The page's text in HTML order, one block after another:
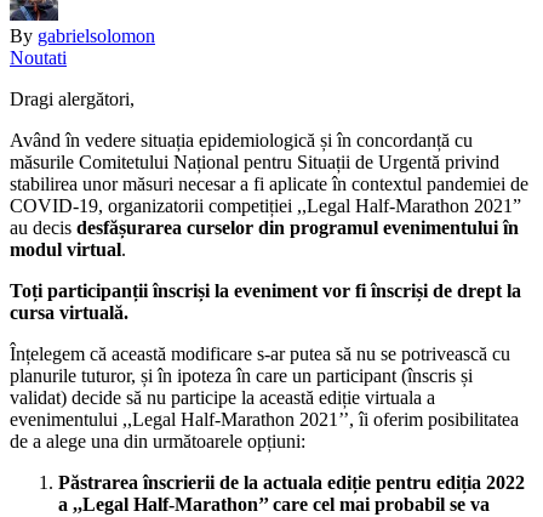
By gabrielsolomon
Noutati
Dragi alergători,
Având în vedere situația epidemiologică și în concordanță cu
măsurile Comitetului Național pentru Situații de Urgentă privind
stabilirea unor măsuri necesar a fi aplicate în contextul pandemiei de
COVID-19, organizatorii competiției ,,Legal Half-Marathon 2021”
au decis desfășurarea curselor din programul evenimentului în
modul virtual.
Toți participanții înscriși la eveniment vor fi înscriși de drept la
cursa virtuală.
Înțelegem că această modificare s-ar putea să nu se potrivească cu
planurile tuturor, și în ipoteza în care un participant (înscris și
validat) decide să nu participe la această ediție virtuala a
evenimentului ,,Legal Half-Marathon 2021’’, îi oferim posibilitatea
de a alege una din următoarele opțiuni:
Păstrarea înscrierii de la actuala ediție pentru ediția 2022
a ,,Legal Half-Marathon’’ care cel mai probabil se va